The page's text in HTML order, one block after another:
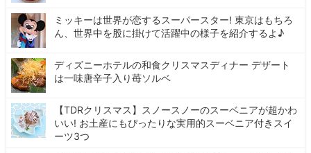
ミッキーは世界が恋するスーパースター! 東京はもちろ
ん、世界中を股に掛けて活躍中の様子を紹介するよ♪
ディズニーホテルの和食クリスマスディナー デザート
は一味唐辛子入り苺ソルベ
【TDRクリスマス】スノースノーのスーベニアが超かわ
いい! お土産にもぴったりな実用的スーベニア付きスイ
ーツ3つ